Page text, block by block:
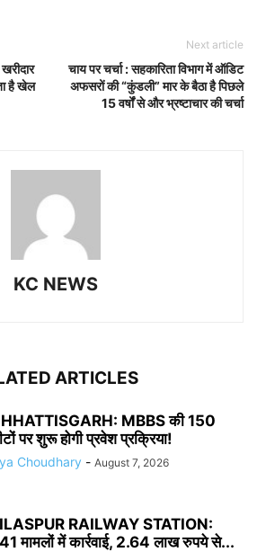
है खेल
Next article
चाय पर चर्चा : सहकारिता विभाग में ऑडिट
अफसरों की “कुंडली” मार के बैठा है पिछले
15 वर्षों से और भ्रष्टाचार की चर्चा
KC NEWS
ARTICLES
MBBS की 150
पर शुरू होगी प्रवेश प्रक्रिया!
Choudhary - August 7, 2026
RAILWAY STATION:
मामलों में कार्रवाई, 2.64 लाख रुपये से...